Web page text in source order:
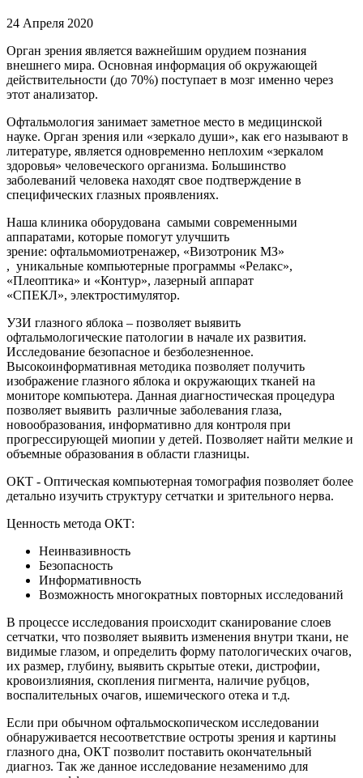
24 Апреля 2020
Орган зрения является важнейшим орудием познания
внешнего мира. Основная информация об окружающей
действительности (до 70%) поступает в мозг именно через
этот анализатор.
Офтальмология занимает заметное место в медицинской
науке. Орган зрения или «зеркало души», как его называют в
литературе, является одновременно неплохим «зеркалом
здоровья» человеческого организма. Большинство
заболеваний человека находят свое подтверждение в
специфических глазных проявлениях.
Наша клиника оборудована самыми современными
аппаратами, которые помогут улучшить
зрение: офтальмомиотренажер, «Визотроник МЗ»
, уникальные компьютерные программы «Релакс»,
«Плеоптика» и «Контур», лазерный аппарат
«СПЕКЛ», электростимулятор.
УЗИ глазного яблока – позволяет выявить
офтальмологические патологии в начале их развития.
Исследование безопасное и безболезненное.
Высокоинформативная методика позволяет получить
изображение глазного яблока и окружающих тканей на
мониторе компьютера. Данная диагностическая процедура
позволяет выявить различные заболевания глаза,
новообразования, информативно для контроля при
прогрессирующей миопии у детей. Позволяет найти мелкие и
объемные образования в области глазницы.
ОКТ - Оптическая компьютерная томография позволяет более
детально изучить структуру сетчатки и зрительного нерва.
Ценность метода ОКТ:
Неинвазивность
Безопасность
Информативность
Возможность многократных повторных исследований
В процессе исследования происходит сканирование слоев
сетчатки, что позволяет выявить изменения внутри ткани, не
видимые глазом, и определить форму патологических очагов,
их размер, глубину, выявить скрытые отеки, дистрофии,
кровоизлияния, скопления пигмента, наличие рубцов,
воспалительных очагов, ишемического отека и т.д.
Если при обычном офтальмоскопическом исследовании
обнаруживается несоответствие остроты зрения и картины
глазного дна, ОКТ позволит поставить окончательный
диагноз. Так же данное исследование незаменимо для